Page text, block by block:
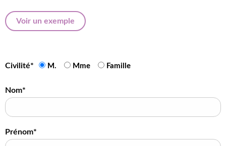
Voir un exemple
Civilité* M. Mme Famille
Nom*
Prénom*